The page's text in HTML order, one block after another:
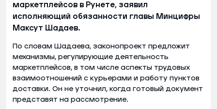
маркетплейсов в Рунете, заявил
исполняющий обязанности главы Минцифры
Максут Шадаев.
По словам Шадаева, законопроект предложит
механизмы, регулирующие деятельность
маркетплейсов, в том числе аспекты трудовых
взаимоотношений с курьерами и работу пунктов
доставки. Он не уточнил, когда готовый документ
представят на рассмотрение.